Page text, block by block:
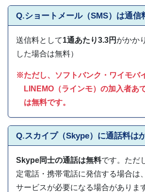
Q.ショートメール（SMS）は通信
送信料として1通あたり3.3円 がかか
した場合は無料）
ただし、ソフトバンク・ワイモバ
LINEMO（ラインモ）の加入者あ
は無料です。
Q.スカイプ（Skype）に通話料は
Skype同士の通話は無料です。ただ
定電話・携帯電話に発信する場合は
サービスが必要になる場合がありま